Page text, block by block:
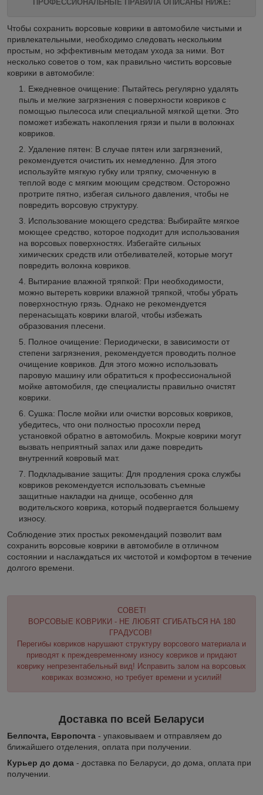
ПРОФЕССИОНАЛЬНЫЕ ПРАВИЛА ОПИСАНЫ НИЖЕ:
Чтобы сохранить ворсовые коврики в автомобиле чистыми и
привлекательными, необходимо следовать нескольким
простым, но эффективным методам ухода за ними. Вот
несколько советов о том, как правильно чистить ворсовые
коврики в автомобиле:
Ежедневное очищение: Пытайтесь регулярно удалять
пыль и мелкие загрязнения с поверхности ковриков с
помощью пылесоса или специальной мягкой щетки. Это
поможет избежать накопления грязи и пыли в волокнах
ковриков.
Удаление пятен: В случае пятен или загрязнений,
рекомендуется очистить их немедленно. Для этого
используйте мягкую губку или тряпку, смоченную в
теплой воде с мягким моющим средством. Осторожно
протрите пятно, избегая сильного давления, чтобы не
повредить ворсовую структуру.
Использование моющего средства: Выбирайте мягкое
моющее средство, которое подходит для использования
на ворсовых поверхностях. Избегайте сильных
химических средств или отбеливателей, которые могут
повредить волокна ковриков.
Вытирание влажной тряпкой: При необходимости,
можно вытереть коврики влажной тряпкой, чтобы убрать
поверхностную грязь. Однако не рекомендуется
перенасыщать коврики влагой, чтобы избежать
образования плесени.
Полное очищение: Периодически, в зависимости от
степени загрязнения, рекомендуется проводить полное
очищение ковриков. Для этого можно использовать
паровую машину или обратиться к профессиональной
мойке автомобиля, где специалисты правильно очистят
коврики.
Сушка: После мойки или очистки ворсовых ковриков,
убедитесь, что они полностью просохли перед
установкой обратно в автомобиль. Мокрые коврики могут
вызвать неприятный запах или даже повредить
внутренний ковровый мат.
Подкладывание защиты: Для продления срока службы
ковриков рекомендуется использовать съемные
защитные накладки на днище, особенно для
водительского коврика, который подвергается большему
износу.
Соблюдение этих простых рекомендаций позволит вам
сохранить ворсовые коврики в автомобиле в отличном
состоянии и наслаждаться их чистотой и комфортом в течение
долгого времени.
СОВЕТ!
ВОРСОВЫЕ КОВРИКИ - НЕ ЛЮБЯТ СГИБАТЬСЯ НА 180
ГРАДУСОВ!
Перегибы ковриков нарушают структуру ворсового материала и
приводят к преждевременному износу ковриков и придают
коврику непрезентабельный вид! Исправить залом на ворсовых
ковриках возможно, но требует времени и усилий!
Доставка по всей Беларуси
Белпочта, Европочта - упаковываем и отправляем до
ближайшего отделения, оплата при получении.
Курьер до дома - доставка по Беларуси, до дома, оплата при
получении.